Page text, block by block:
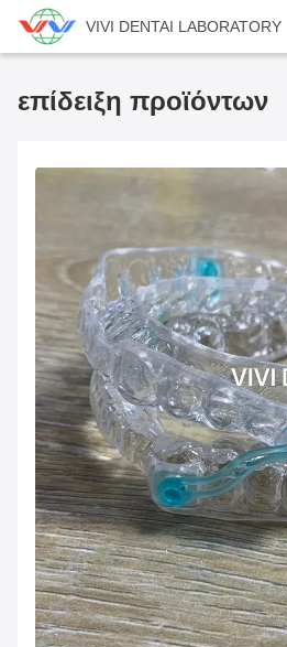
VIVI DENTAI LABORATORY
επίδειξη προϊόντων